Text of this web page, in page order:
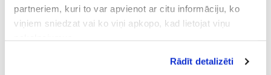
partneriem, kuri to var apvienot ar citu informāciju, ko
viņiem sniedzat vai ko viņi apkopo, kad lietojat viņu
Vispārīgiem vietnes lietošanas
Rādīt detalizēti